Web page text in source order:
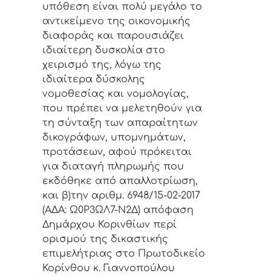
υπόθεση είναι πολύ μεγάλο το
αντικείμενο της οικονομικής
διαφοράς και παρουσιάζει
ιδιαίτερη δυσκολία στο
χειρισμό της, λόγω της
ιδιαίτερα δύσκολης
νομοθεσίας και νομολογίας,
που πρέπει να μελετηθούν για
τη σύνταξη των απαραίτητων
δικογράφων, υπομνημάτων,
προτάσεων, αφού πρόκειται
για διαταγή πληρωμής που
εκδόθηκε από απαλλοτρίωση,
και β)την αριθμ. 6948/15-02-2017
(ΑΔΑ: Ω0Ρ3ΩΛ7-Ν2Δ) απόφαση
Δημάρχου Κορινθίων περί
ορισμού της δικαστικής
επιμελήτριας στο Πρωτοδικείο
Κορίνθου κ. Γιαννοπούλου